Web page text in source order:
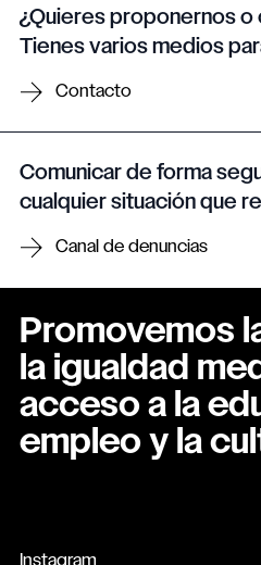
¿Quieres proponernos o
Tienes varios medios
Contacto
Comunicar de forma
cualquier situación que
Canal de denuncias
Promovemos
la igualdad
acceso a la
empleo y la
Instagram